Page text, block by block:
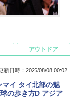
9 月号【特別付録:
ンダム2種】
新日時：2026/08/08 00:02
イ タイ北部の魅
の歩き方D アジア
アウトドア